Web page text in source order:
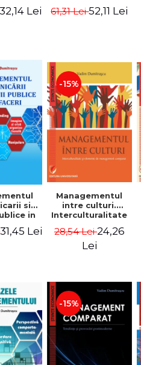
32,14 Lei
Editia a VI-a -
61,31 Lei52,11 Lei
si
in
31,45 Lei
-15%
Managementul
intre culturi.
Interculturalitate
management
comparat -
28,54 Lei24,26
Lei
-15%